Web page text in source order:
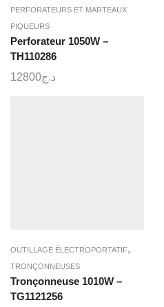
PERFORATEURS ET MARTEAUX
PIQUEURS
Perforateur 1050W –
TH110286
د.ج12800
OUTILLAGE ÉLECTROPORTATIF,
TRONÇONNEUSES
Tronçonneuse 1010W –
TG1121256